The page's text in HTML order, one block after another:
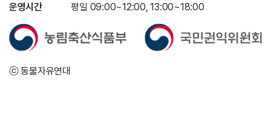
운영시간
평일 09:00~12:00, 13:00~18:00
ⓒ 동물자유연대